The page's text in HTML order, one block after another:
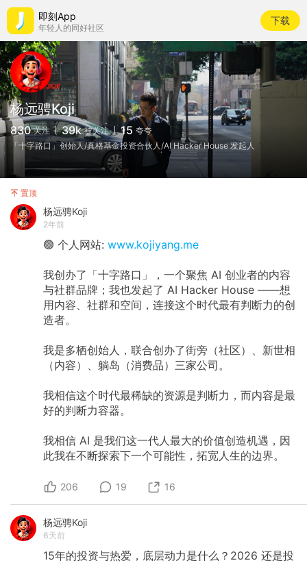
即刻App
年轻人的同好社区
下载
杨远骋Koji
830 关注 39k 被关注 15 夸夸
「十字路口」创始人/真格基金投资合伙人/AI Hacker House 发起人
置顶
杨远骋Koji
2年前
🟢 个人网站: www.kojiyang.me
我创办了「十字路口」，一个聚焦 AI 创业者的内容
与社群品牌；我也发起了 AI Hacker House ——想
用内容、社群和空间，连接这个时代最有判断力的创
造者。
我是多栖创始人，联合创办了街旁（社区）、新世相
（内容）、躺岛（消费品）三家公司。
我相信这个时代最稀缺的资源是判断力，而内容是最
好的判断力容器。
我相信 AI 是我们这一代人最大的价值创造机遇，因
此我在不断探索下一个可能性，拓宽人生的边界。
206 19 16
杨远骋Koji
6天前
15年的投资与热爱，底层动力是什么？2026 还是投